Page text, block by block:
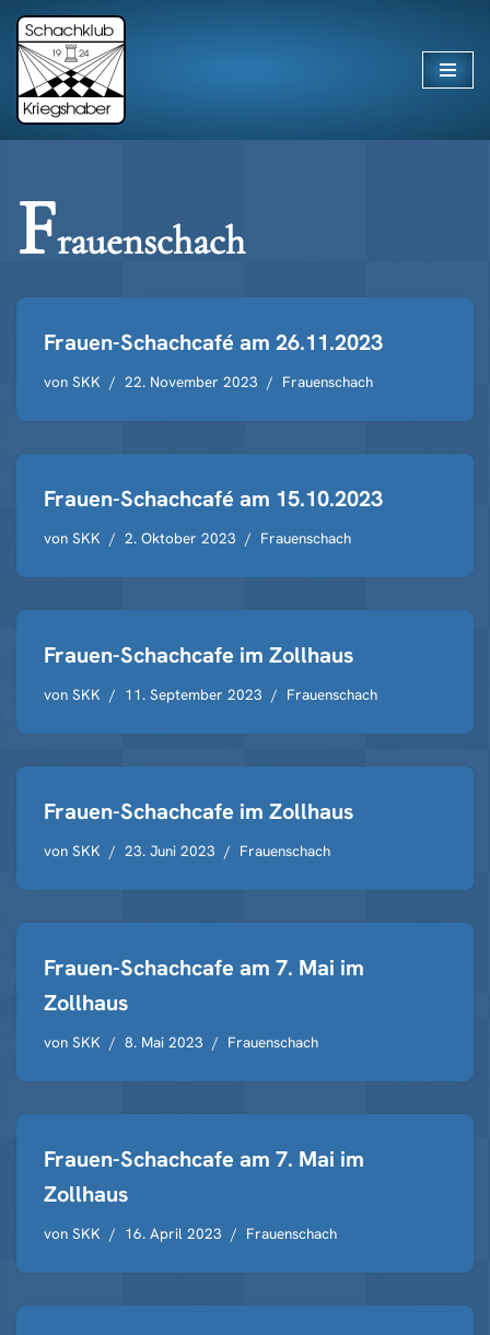
Zum
Inhalt
springen
Frauenschach
Frauen-Schachcafé am 26.11.2023
von SKK 22. November 2023 Frauenschach
Frauen-Schachcafé am 15.10.2023
von SKK 2. Oktober 2023 Frauenschach
Frauen-Schachcafe im Zollhaus
von SKK 11. September 2023 Frauenschach
Frauen-Schachcafe im Zollhaus
von SKK 23. Juni 2023 Frauenschach
Frauen-Schachcafe am 7. Mai im
Zollhaus
von SKK 8. Mai 2023 Frauenschach
Frauen-Schachcafe am 7. Mai im
Zollhaus
von SKK 16. April 2023 Frauenschach